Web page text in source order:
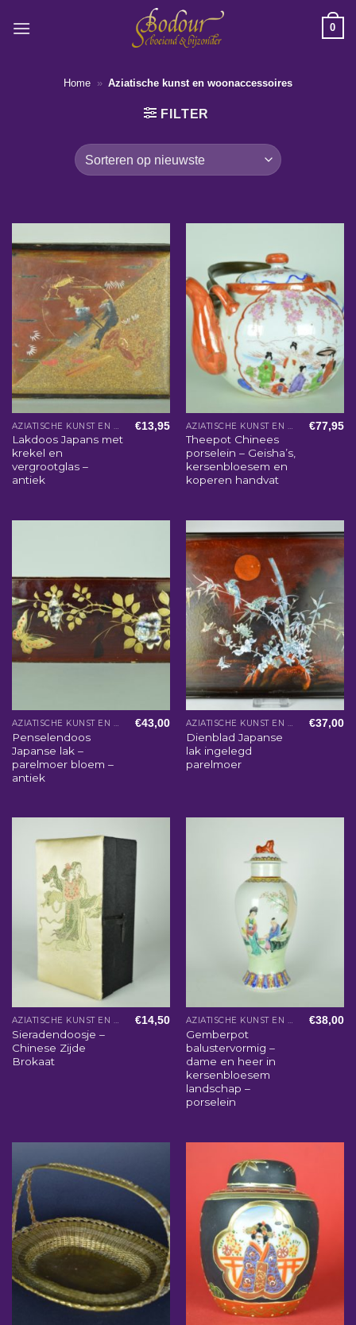
naar
0
Home » Aziatische kunst en woonaccessoires
FILTER
Lakdoos Japans met
krekel en
vergrootglas –
antiek
€13,95
Theepot Chinees
porselein – Geisha’s,
kersenbloesem en
koperen handvat
€77,95
AZIATISCHE KUNST EN WOONACCESSOIRES
Penselendoos
Japanse lak –
parelmoer bloem –
antiek
€43,00 AZIATISCHE KUNST EN WOONACCESSOIRES
Dienblad Japanse
lak ingelegd
parelmoer
€37,00
AZIATISCHE KUNST EN WOONACCESSOIRES
Sieradendoosje –
Chinese Zijde
Brokaat
€14,50 AZIATISCHE KUNST EN WOONACCESSOIRES
Gemberpot
balustervormig –
dame en heer in
kersenbloesem
landschap –
porselein
€38,00